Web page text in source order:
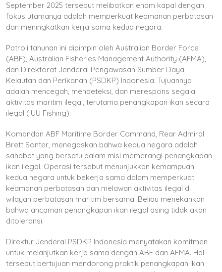
September 2025 tersebut melibatkan enam kapal dengan
fokus utamanya adalah memperkuat keamanan perbatasan
dan meningkatkan kerja sama kedua negara.
Patroli tahunan ini dipimpin oleh Australian Border Force
(ABF), Australian Fisheries Management Authority (AFMA),
dan Direktorat Jenderal Pengawasan Sumber Daya
Kelautan dan Perikanan (PSDKP) Indonesia. Tujuannya
adalah mencegah, mendeteksi, dan merespons segala
aktivitas maritim ilegal, terutama penangkapan ikan secara
ilegal (IUU Fishing).
Komandan ABF Maritime Border Command, Rear Admiral
Brett Sonter, menegaskan bahwa kedua negara adalah
sahabat yang bersatu dalam misi memerangi penangkapan
ikan ilegal. Operasi tersebut menunjukkan kemampuan
kedua negara untuk bekerja sama dalam memperkuat
keamanan perbatasan dan melawan aktivitas ilegal di
wilayah perbatasan maritim bersama. Beliau menekankan
bahwa ancaman penangkapan ikan ilegal asing tidak akan
ditoleransi.
Direktur Jenderal PSDKP Indonesia menyatakan komitmen
untuk melanjutkan kerja sama dengan ABF dan AFMA. Hal
tersebut bertujuan mendorong praktik penangkapan ikan